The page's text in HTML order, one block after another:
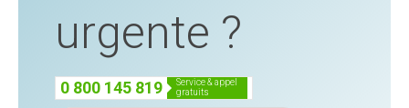
urgente ?
0 800 145 819
service & appel
gratuits